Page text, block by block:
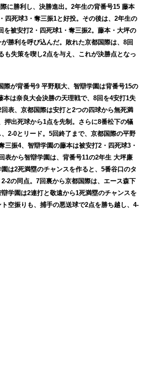
に勝利し、決勝進出。2年生の背番号15 藤本
四死球3・奪三振1と好投。その後は、2年生の
を被安打2・四死球1・奪三振2。藤本・大坪の
勝利を呼び込んだ。敗れた京都国際は、8回
も失策を喫し2点を与え、これが決勝点となっ
際が背番号9 平野順大、智辯学園は背番号15の
本は奈良大会決勝の天理戦で、8回を4安打1失
表、京都国際は安打と2つの四球から無死満
押出死球から1点を先制。さらに8番松下の犠
2-0とリード。5回終了まで、京都国際の平野
三振4、智辯学園の藤本は被安打2・四死球3・
表から智辯学園は、背番号11の2年生 大坪廉
は2死満塁のチャンスを作ると、5番谷口のタ
2の同点。7回裏から京都国際は、エース森下
学園は2連打と敬遠から1死満塁のチャンスを
空振りも、捕手の悪送球で2点を勝ち越し、4-